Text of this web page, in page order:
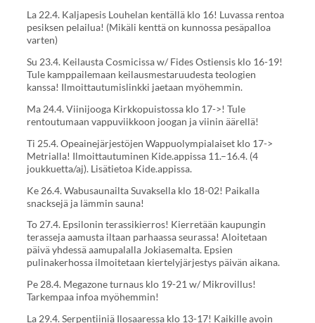
La 22.4. Kaljapesis Louhelan kentällä klo 16! Luvassa rentoa
pesiksen pelailua! (Mikäli kenttä on kunnossa pesäpalloa
varten)
Su 23.4. Keilausta Cosmicissa w/ Fides Ostiensis klo 16-19!
Tule kamppailemaan keilausmestaruudesta teologien
kanssa! Ilmoittautumislinkki jaetaan myöhemmin.
Ma 24.4. Viinijooga Kirkkopuistossa klo 17->! Tule
rentoutumaan vappuviikkoon joogan ja viinin äärellä!
Ti 25.4. Opeainejärjestöjen Wappuolympialaiset klo 17->
Metrialla! Ilmoittautuminen Kide.appissa 11.–16.4. (4
joukkuetta/aj). Lisätietoa Kide.appissa.
Ke 26.4. Wabusaunailta Suvaksella klo 18-02! Paikalla
snacksejä ja lämmin sauna!
To 27.4. Epsilonin terassikierros! Kierretään kaupungin
terasseja aamusta iltaan parhaassa seurassa! Aloitetaan
päivä yhdessä aamupalalla Jokiasemalta. Epsien
pulinakerhossa ilmoitetaan kiertelyjärjestys päivän aikana.
Pe 28.4. Megazone turnaus klo 19-21 w/ Mikrovillus!
Tarkempaa infoa myöhemmin!
La 29.4. Serpentiiniä Ilosaaressa klo 13-17! Kaikille avoin